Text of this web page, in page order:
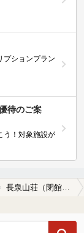
プションプラン
待のご案
う！対象施設が
長泉山荘（閉館しました）の口コミ 露天のかけ流しに満足